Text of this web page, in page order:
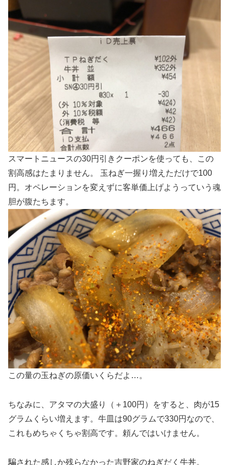
スマートニュースの30円引きクーポンを使っても、この
割高感はたまりません。 玉ねぎ一握り増えただけで100
円。オペレーションを変えずに客単価上げようっていう魂
胆が腹たちます。
この量の玉ねぎの原価いくらだよ…。
ちなみに、アタマの大盛り（＋100円）をすると、肉が15
グラムくらい増えます。牛皿は90グラムで330円なので、
これもめちゃくちゃ割高です。頼んではいけません。
騙された感しか残らなかった吉野家のねぎだく牛丼。